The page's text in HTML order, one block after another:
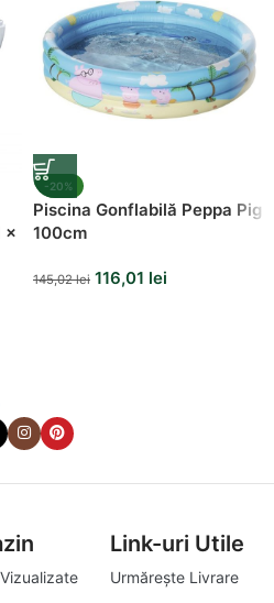
x
-20%
Piscina Gonflabilă Peppa Pig
100cm
145,02lei 116,01 lei
Link-uri Utile
Urmărește Livrare